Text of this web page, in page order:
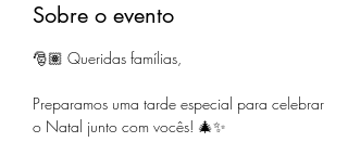
Sobre o evento
🎅🏽 Queridas famílias,
Preparamos uma tarde especial para celebrar
o Natal junto com vocês! 🎄✨